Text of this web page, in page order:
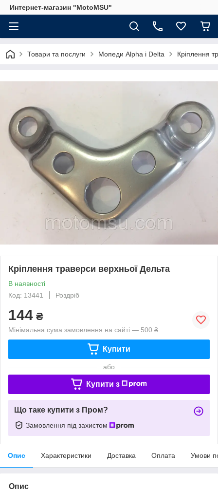
Интернет-магазин "MotoMSU"
Товари та послуги Мопеди Alpha і Delta Кріплення
Кріплення траверси верхньої Дельта
В наявності
Код: 13441
Роздріб
144 ₴
Мінімальна сума замовлення на сайті — 500 ₴
Купити
або
Купити з
Що таке купити з Пром?
Замовлення під захистом
Опис Характеристики Доставка Оплата Умови
Опис